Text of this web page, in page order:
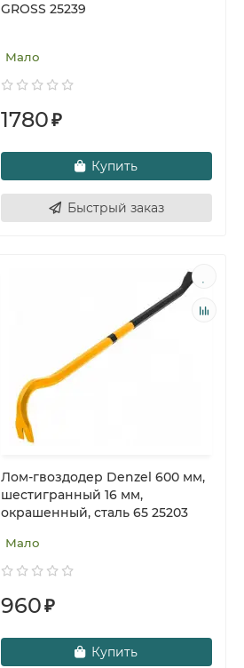
GROSS 25239
Мало
1780₽
Купить
Быстрый заказ
Лом-гвоздодер Denzel 600 мм,
шестигранный 16 мм,
окрашенный, сталь 65 25203
Мало
960₽
Купить